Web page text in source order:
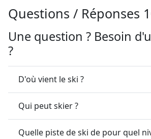
Questions / Réponses
Une question ? Besoin
?
D'où vient le ski ?
Qui peut skier ?
Quelle piste de ski de pour quel